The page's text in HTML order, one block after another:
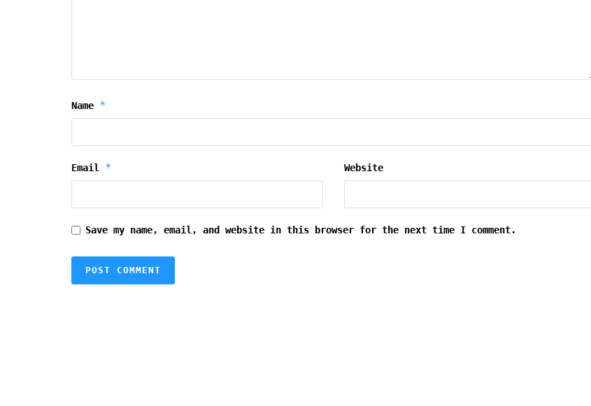
Name *
Email * Website
Save my name, email, and website in this browser for the next time I comment.